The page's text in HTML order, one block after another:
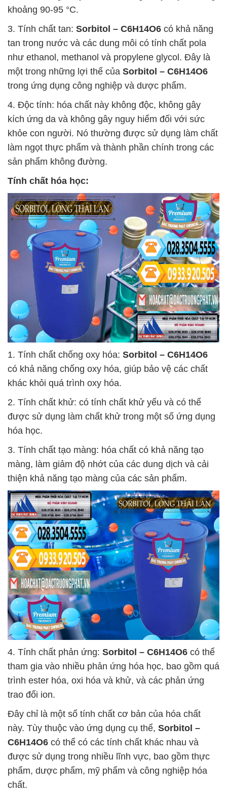
khoảng 90-95 °C.
3. Tính chất tan: Sorbitol – C6H14O6 có khả năng
tan trong nước và các dung môi có tính chất pola
như ethanol, methanol và propylene glycol. Đây là
một trong những lợi thế của Sorbitol – C6H14O6
trong ứng dụng công nghiệp và dược phẩm.
4. Độc tính: hóa chất này không độc, không gây
kích ứng da và không gây nguy hiểm đối với sức
khỏe con người. Nó thường được sử dụng làm chất
làm ngọt thực phẩm và thành phần chính trong các
sản phẩm không đường.
Tính chất hóa học:
1. Tính chất chống oxy hóa: Sorbitol – C6H14O6
có khả năng chống oxy hóa, giúp bảo vệ các chất
khác khỏi quá trình oxy hóa.
2. Tính chất khử: có tính chất khử yếu và có thể
được sử dụng làm chất khử trong một số ứng dụng
hóa học.
3. Tính chất tạo màng: hóa chất có khả năng tạo
màng, làm giảm độ nhớt của các dung dịch và cải
thiện khả năng tạo màng của các sản phẩm.
4. Tính chất phản ứng: Sorbitol – C6H14O6 có thể
tham gia vào nhiều phản ứng hóa học, bao gồm quá
trình ester hóa, oxi hóa và khử, và các phản ứng
trao đổi ion.
Đây chỉ là một số tính chất cơ bản của hóa chất
này. Tùy thuộc vào ứng dụng cụ thể, Sorbitol –
C6H14O6 có thể có các tính chất khác nhau và
được sử dụng trong nhiều lĩnh vực, bao gồm thực
phẩm, dược phẩm, mỹ phẩm và công nghiệp hóa
chất.